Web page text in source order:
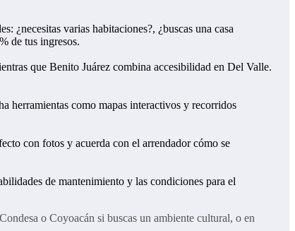
¿necesitas varias habitaciones?, ¿buscas una casa
de tus ingresos.
que Benito Juárez combina accesibilidad en Del Valle.
herramientas como mapas interactivos y recorridos
con fotos y acuerda con el arrendador cómo se
de mantenimiento y las condiciones para el
o Coyoacán si buscas un ambiente cultural, o en